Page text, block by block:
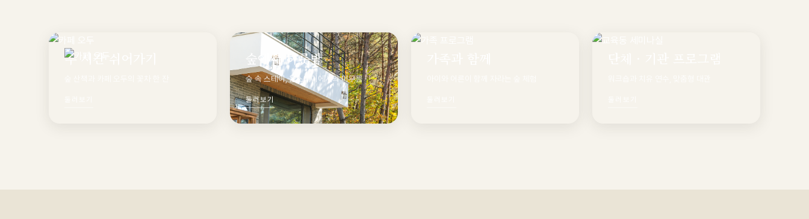
두 시간 쉬어가기 숲에서 하룻밤
숲 속 스테이, 옴스테이에서의 머무름
둘러보기